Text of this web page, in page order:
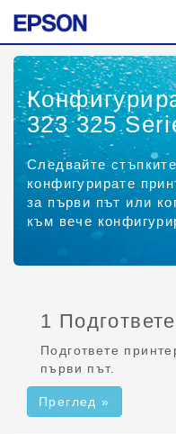
323 325
Следвайте
конфигурирате
за първи път или
към вече
1
Подгответе
първи път.
Преглед »